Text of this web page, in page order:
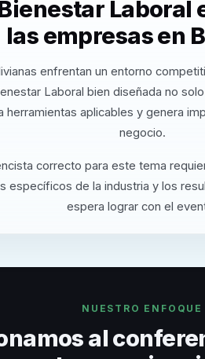
Laboral
las empresas en
enfrentan un entorno
Laboral bien diseñada no
herramientas aplicables y genera
negocio.
correcto para este tema
específicos de la industria y los
espera lograr con el
NUESTRO ENFOQUE
al